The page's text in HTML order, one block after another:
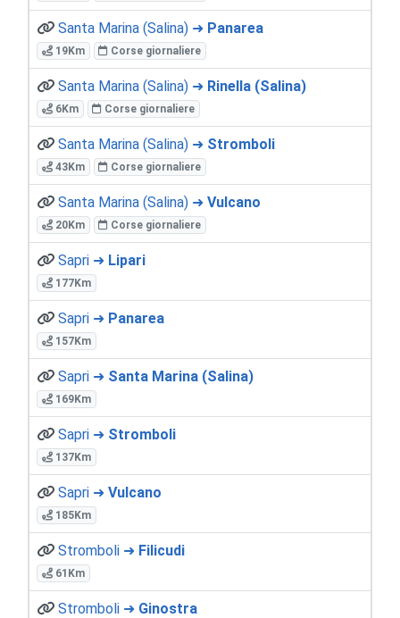
Santa Marina (Salina) ➜ Panarea
19Km Corse giornaliere
Santa Marina (Salina) ➜ Rinella (Salina)
6Km Corse giornaliere
Santa Marina (Salina) ➜ Stromboli
43Km Corse giornaliere
Santa Marina (Salina) ➜ Vulcano
20Km Corse giornaliere
Sapri ➜ Lipari
177Km
Sapri ➜ Panarea
157Km
Sapri ➜ Santa Marina (Salina)
169Km
Sapri ➜ Stromboli
137Km
Sapri ➜ Vulcano
185Km
Stromboli ➜ Filicudi
61Km
Stromboli ➜ Ginostra